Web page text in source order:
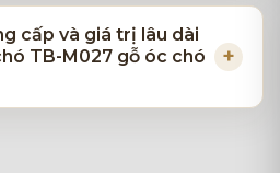
cấp và giá trị lâu dài
TB-M027 gỗ óc chó